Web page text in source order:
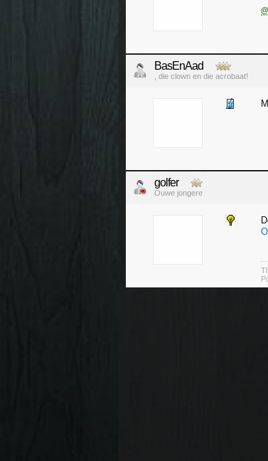
BasEnAad
, die clown en die acrobaat!
golfer
Ouwe jongere